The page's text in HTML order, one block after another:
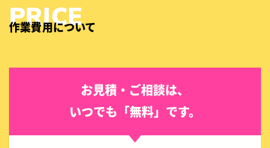
作業費用について
お見積・ご相談は、
いつでも「無料」です。